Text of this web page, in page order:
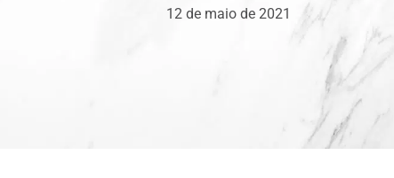
12 de maio de 2021